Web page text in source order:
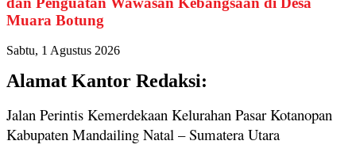
Muara Botung
Sabtu, 1 Agustus 2026
Alamat Kantor Redaksi:
Jalan Perintis Kemerdekaan Kelurahan Pasar Kotanopan
Kabupaten Mandailing Natal – Sumatera Utara